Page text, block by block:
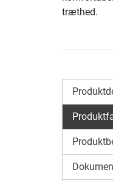
træthed.